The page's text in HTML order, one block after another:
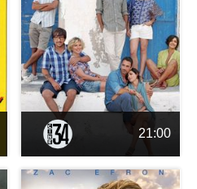
21:00